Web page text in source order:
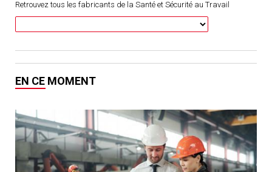
Retrouvez tous les fabricants de la Santé et Sécurité au Travail
EN CE MOMENT